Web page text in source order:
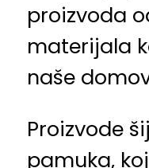
proizvoda
materijala
naše
Proizvode
pamuka,